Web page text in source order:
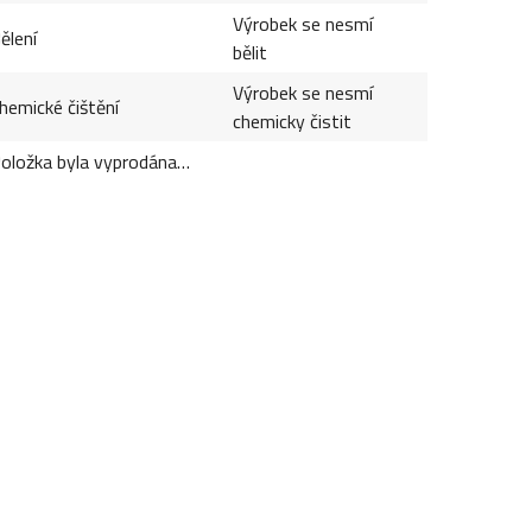
Výrobek se nesmí
bělit
čištění
Výrobek se nesmí
chemicky čistit
byla vyprodána…